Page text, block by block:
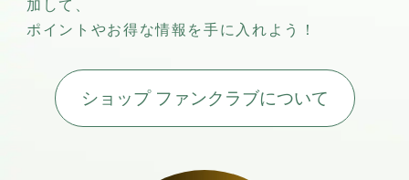
加して、
ポイントやお得な情報を手に入れよう！
ショップ ファンクラブについて